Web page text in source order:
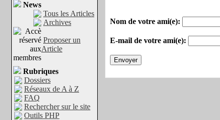
News
Tous les Articles
Archives
Proposer un
Article
Rubriques
Dossiers
Réseaux de A à Z
FAQ
Rechercher sur le site
Outils PHP
Nom de votre ami(e):
E-mail de votre ami(e):